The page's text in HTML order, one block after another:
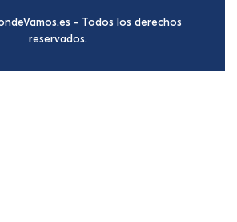
- Todos los derechos
reservados.